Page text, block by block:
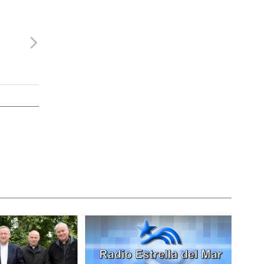
disminuir